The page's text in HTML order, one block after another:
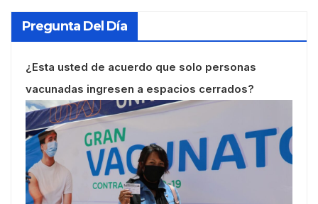
Pregunta Del Día
¿Esta usted de acuerdo que solo personas
vacunadas ingresen a espacios cerrados?